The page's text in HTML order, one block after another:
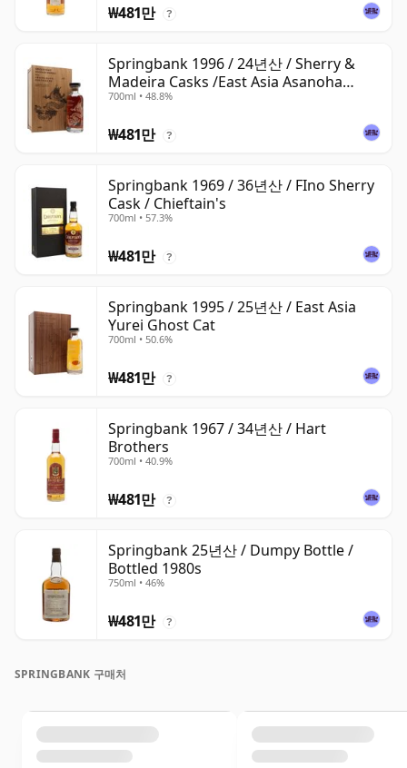
₩481만 ?
Springbank 1996 / 24년산 / Sherry &
Madeira Casks /East Asia Asanoha
Dragon
700ml • 48.8%
₩481만 ?
Springbank 1969 / 36년산 / FIno Sherry
Cask / Chieftain's
700ml • 57.3%
₩481만 ?
Springbank 1995 / 25년산 / East Asia
Yurei Ghost Cat
700ml • 50.6%
₩481만 ?
Springbank 1967 / 34년산 / Hart
Brothers
700ml • 40.9%
₩481만 ?
Springbank 25년산 / Dumpy Bottle /
Bottled 1980s
750ml • 46%
₩481만 ?
SPRINGBANK 구매처